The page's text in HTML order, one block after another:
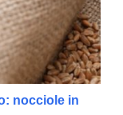
nocciole in